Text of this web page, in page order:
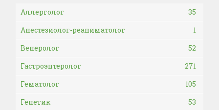
Аллерголог
35
Анестезиолог-реаниматолог
1
Венеролог
52
Гастроэнтеролог
271
Гематолог
105
Генетик
53